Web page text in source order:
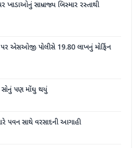
ખાડાઓનું સામ્રાજ્ય બિસ્માર રસ્તાથી
એસઓજી પોલીસે 19.80 લાખનું મોર્ફિન
સોનું પણ મોંઘુ થયું
પવન સાથે વરસાદની આગાહી